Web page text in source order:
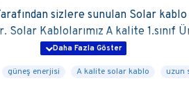
sizlere sunulan Solar
Solar Kablolarımız A kalite
ALMA IŞLEMLERINIZ
güneş enerjisi A kalite solar kablo uzun